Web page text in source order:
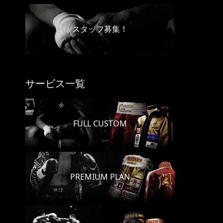
スタッフ募集！
サービス一覧
FULL CUSTOM
PREMIUM PLAN